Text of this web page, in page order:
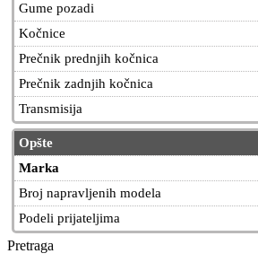
Gume pozadi
Kočnice
Prečnik prednjih kočnica
Prečnik zadnjih kočnica
Transmisija
Opšte
Marka
Broj napravljenih modela
Podeli prijateljima
Pretraga